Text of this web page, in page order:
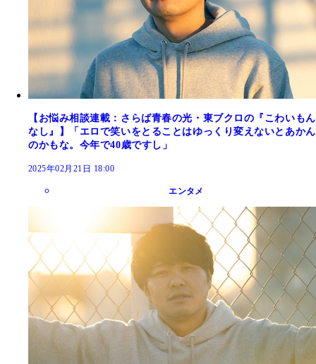
【お悩み相談連載：さらば青春の光・東ブクロの『こわいもん
なし』】「エロで笑いをとることはゆっくり変えないとあかん
のかもな。今年で40歳ですし」
2025年02月21日 18:00
エンタメ